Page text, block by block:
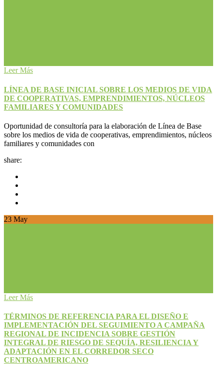
Leer Más
LÍNEA DE BASE INICIAL SOBRE LOS MEDIOS DE VIDA
DE COOPERATIVAS, EMPRENDIMIENTOS, NÚCLEOS
FAMILIARES Y COMUNIDADES
Oportunidad de consultoría para la elaboración de Línea de Base
sobre los medios de vida de cooperativas, emprendimientos, núcleos
familiares y comunidades con
share:
23 May
Leer Más
TÉRMINOS DE REFERENCIA PARA EL DISEÑO E
IMPLEMENTACIÓN DEL SEGUIMIENTO A CAMPAÑA
REGIONAL DE INCIDENCIA SOBRE GESTIÓN
INTEGRAL DE RIESGO DE SEQUÍA, RESILIENCIA Y
ADAPTACIÓN EN EL CORREDOR SECO
CENTROAMERICANO